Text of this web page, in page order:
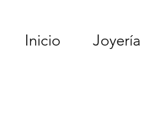
Inicio Joyería